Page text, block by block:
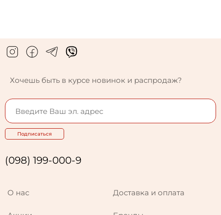
Хочешь быть в курсе новинок и распродаж?
Подписаться
(098) 199-000-9
О нас Доставка и оплата